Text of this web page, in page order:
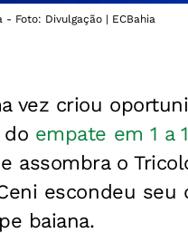
- Foto: Divulgação | ECBahia
vez criou
empate em 1 a
assombra o
escondeu
baiana.